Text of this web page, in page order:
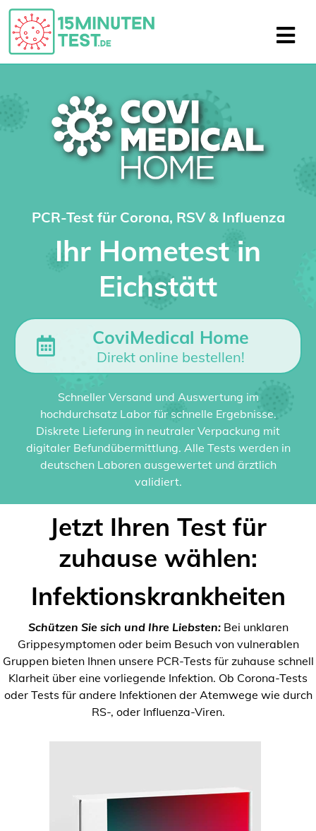
PCR-Test für Corona, RSV & Influenza
Ihr Hometest in
Eichstätt
CoviMedical Home
Direkt online bestellen!
Schneller Versand und Auswertung im
hochdurchsatz Labor für schnelle Ergebnisse.
Diskrete Lieferung in neutraler Verpackung mit
digitaler Befundübermittlung. Alle Tests werden in
deutschen Laboren ausgewertet und ärztlich
validiert.
Jetzt Ihren Test für
zuhause wählen:
Infektionskrankheiten
Schützen Sie sich und Ihre Liebsten:Bei unklaren
Grippesymptomen oder beim Besuch von vulnerablen
Gruppen bieten Ihnen unsere PCR-Tests für zuhause schnell
Klarheit über eine vorliegende Infektion. Ob Corona-Tests
oder Tests für andere Infektionen der Atemwege wie durch
RS-, oder Influenza-Viren.